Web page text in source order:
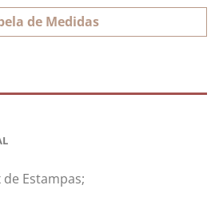
de Medidas
Estampas;